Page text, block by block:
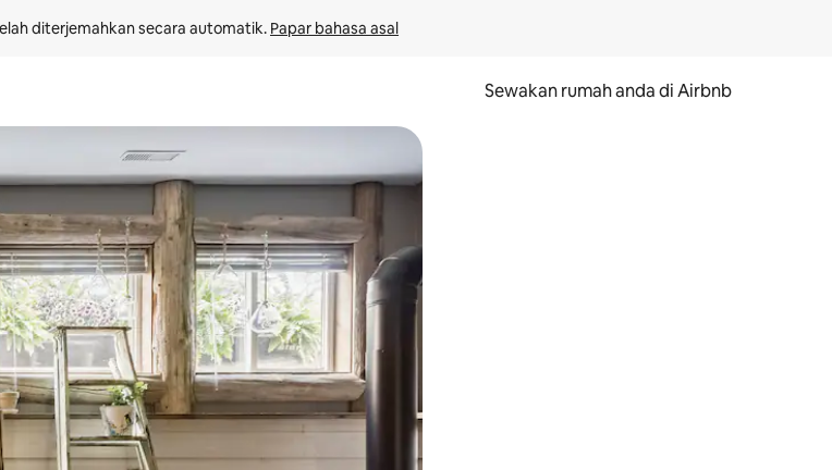
diterjemahkan secara automatik. Papar bahasa asal
Sewakan rumah anda di Airbnb
atau teroka dengan sentuhan atau gerak leret.